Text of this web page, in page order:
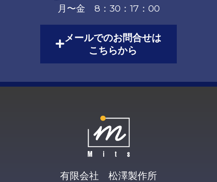
月〜金 8：30：17：00
メールでのお問合せは
こちらから
有限会社 松澤製作所